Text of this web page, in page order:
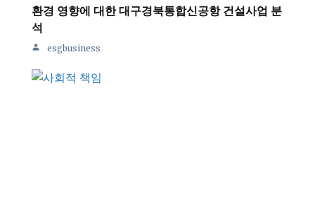
환경 영향에 대한 대구경북통합신공항 건설사업 분
석
esgbusiness